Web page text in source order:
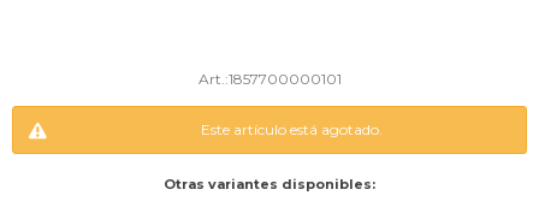
1857700000101
Este artículo está agotado.
Otras variantes disponibles: